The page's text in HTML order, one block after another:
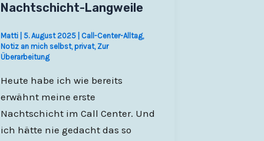
Nachtschicht-Langweile
Matti 5. August 2025 Call-Center-Alltag,
Notiz an mich selbst, privat, Zur
Überarbeitung
Heute habe ich wie bereits
erwähnt meine erste
Nachtschicht im Call Center. Und
ich hätte nie gedacht das so